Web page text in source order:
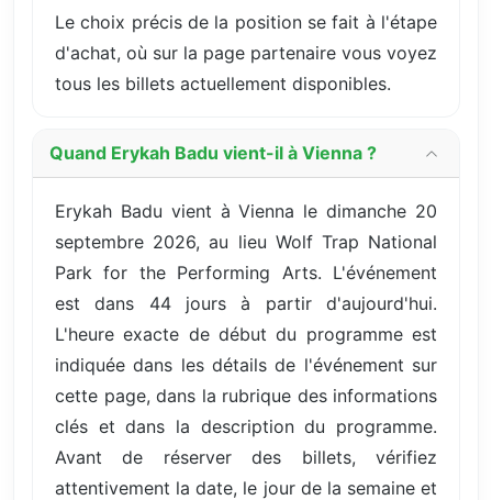
Le choix précis de la position se fait à l'étape
d'achat, où sur la page partenaire vous voyez
tous les billets actuellement disponibles.
Quand Erykah Badu vient-il à Vienna ?
Erykah Badu vient à Vienna le dimanche 20
septembre 2026, au lieu Wolf Trap National
Park for the Performing Arts. L'événement
est dans 44 jours à partir d'aujourd'hui.
L'heure exacte de début du programme est
indiquée dans les détails de l'événement sur
cette page, dans la rubrique des informations
clés et dans la description du programme.
Avant de réserver des billets, vérifiez
attentivement la date, le jour de la semaine et